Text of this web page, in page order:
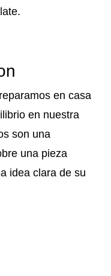
en casa
en nuestra
son una
una pieza
idea clara de su